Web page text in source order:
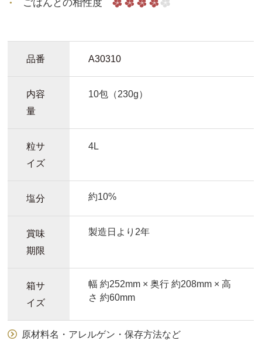
ごはんとの相性度
品番 A30310
内容
量
10包（230g）
粒サ
イズ
4L
塩分 約10%
賞味
期限
製造日より2年
箱サ
イズ
幅 約252mm × 奥行 約208mm × 高
さ 約60mm
原材料名・アレルゲン・保存方法など